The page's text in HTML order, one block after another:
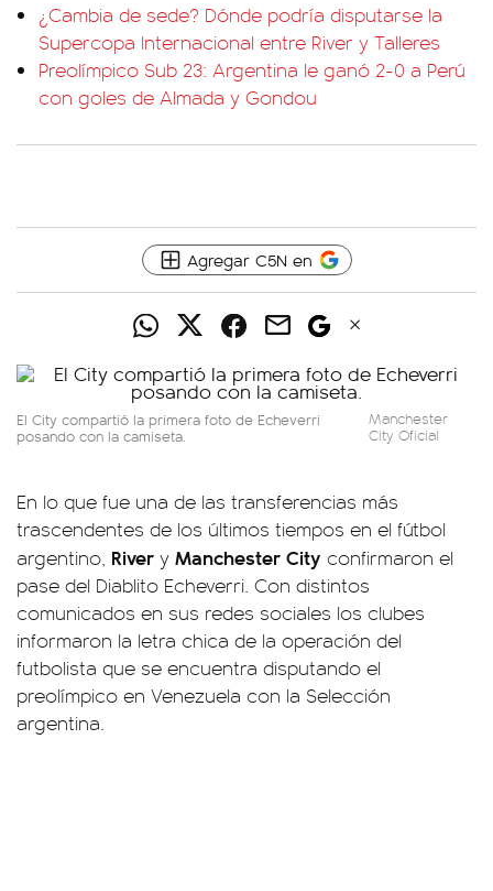
¿Cambia de sede? Dónde podría disputarse la
Supercopa Internacional entre River y Talleres
Preolímpico Sub 23: Argentina le ganó 2-0 a Perú
con goles de Almada y Gondou
Agregar C5N en
El City compartió la primera foto de Echeverri
posando con la camiseta.
Manchester
City Oficial
En lo que fue una de las transferencias más
trascendentes de los últimos tiempos en el fútbol
argentino, River y Manchester City confirmaron el
pase del Diablito Echeverri. Con distintos
comunicados en sus redes sociales los clubes
informaron la letra chica de la operación del
futbolista que se encuentra disputando el
preolímpico en Venezuela con la Selección
argentina.